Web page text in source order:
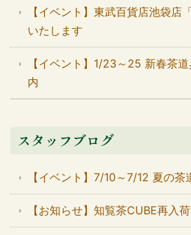
【イベント】東武百貨店池袋店
いたします
【イベント】1/23～25 新春茶
内
スタッフブログ
【イベント】7/10～7/12 夏の茶
【お知らせ】知覧茶CUBE再入